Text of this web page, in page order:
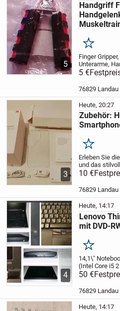
5
Handgriff
Merken
Finger
Unterarme,
Übungsgerät
Handgelenke
hochwertigen
5 €
76829
3
Heute, 20:27
Zubehör:
Merken
Erleben Sie
und das
10 Zubehörs.
praktisches
für
10 €
76829
4
Heute, 14:17
Lenovo
mit DVD-
Merken
14,1\"
(Intel Core i5
500GB HDD
dem Lenovo
Kombination
50 €
76829
Heute, 14:17